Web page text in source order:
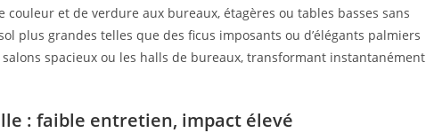
et de verdure aux bureaux, étagères ou tables basses sans
plus grandes telles que des ficus imposants ou d’élégants palmiers
spacieux ou les halls de bureaux, transformant instantanément
: faible entretien, impact élevé